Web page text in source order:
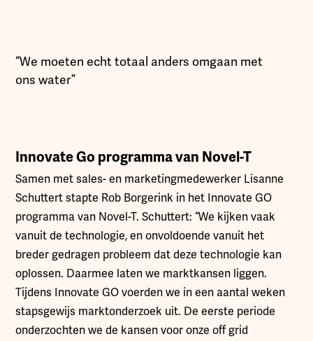
“We moeten echt totaal anders omgaan met
ons water”
Innovate Go programma van Novel-T
Samen met sales- en marketingmedewerker Lisanne
Schuttert stapte Rob Borgerink in het Innovate GO
programma van Novel-T. Schuttert: “We kijken vaak
vanuit de technologie, en onvoldoende vanuit het
breder gedragen probleem dat deze technologie kan
oplossen. Daarmee laten we marktkansen liggen.
Tijdens Innovate GO voerden we in een aantal weken
stapsgewijs marktonderzoek uit. De eerste periode
onderzochten we de kansen voor onze off grid